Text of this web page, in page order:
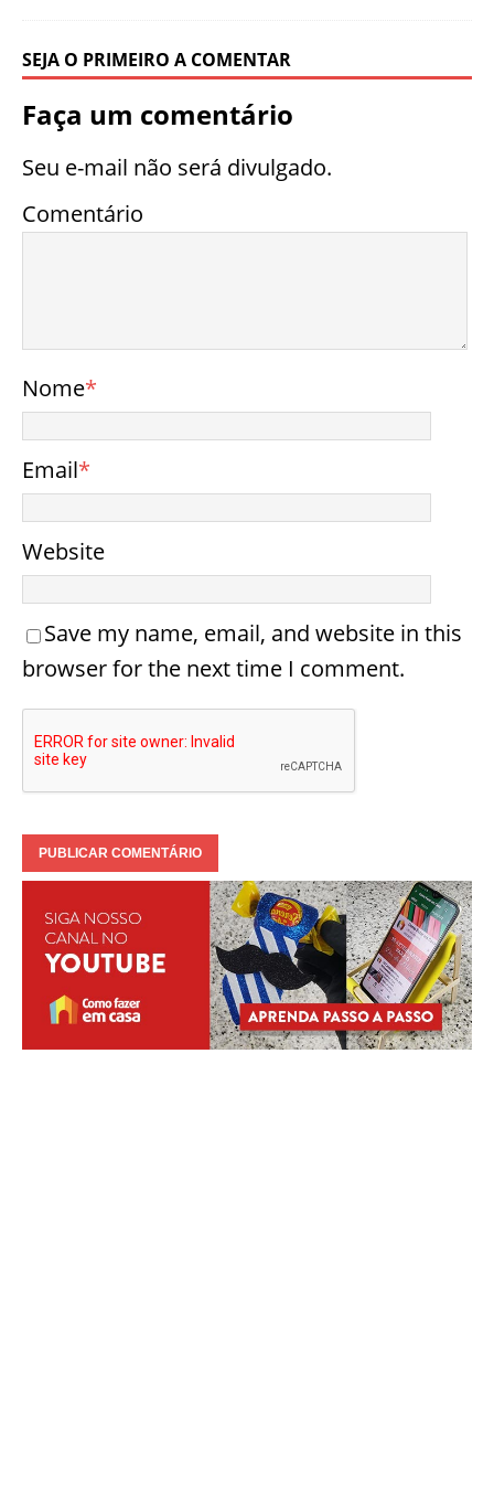
SEJA O PRIMEIRO A COMENTAR
Faça um comentário
Seu e-mail não será divulgado.
Comentário
Nome*
Email*
Website
Save my name, email, and website in this
browser for the next time I comment.